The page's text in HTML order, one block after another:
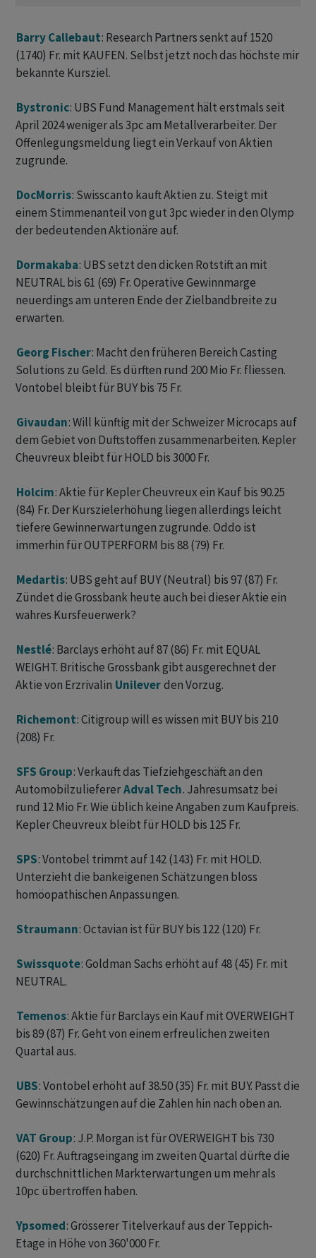
Barry Callebaut: Research Partners senkt auf 1520
(1740) Fr. mit KAUFEN. Selbst jetzt noch das höchste mir
bekannte Kursziel.
Bystronic: UBS Fund Management hält erstmals seit
April 2024 weniger als 3pc am Metallverarbeiter. Der
Offenlegungsmeldung liegt ein Verkauf von Aktien
zugrunde.
DocMorris: Swisscanto kauft Aktien zu. Steigt mit
einem Stimmenanteil von gut 3pc wieder in den Olymp
der bedeutenden Aktionäre auf.
Dormakaba: UBS setzt den dicken Rotstift an mit
NEUTRAL bis 61 (69) Fr. Operative Gewinnmarge
neuerdings am unteren Ende der Zielbandbreite zu
erwarten.
Georg Fischer: Macht den früheren Bereich Casting
Solutions zu Geld. Es dürften rund 200 Mio Fr. fliessen.
Vontobel bleibt für BUY bis 75 Fr.
Givaudan: Will künftig mit der Schweizer Microcaps auf
dem Gebiet von Duftstoffen zusammenarbeiten. Kepler
Cheuvreux bleibt für HOLD bis 3000 Fr.
Holcim: Aktie für Kepler Cheuvreux ein Kauf bis 90.25
(84) Fr. Der Kurszielerhöhung liegen allerdings leicht
tiefere Gewinnerwartungen zugrunde. Oddo ist
immerhin für OUTPERFORM bis 88 (79) Fr.
Medartis: UBS geht auf BUY (Neutral) bis 97 (87) Fr.
Zündet die Grossbank heute auch bei dieser Aktie ein
wahres Kursfeuerwerk?
Nestlé: Barclays erhöht auf 87 (86) Fr. mit EQUAL
WEIGHT. Britische Grossbank gibt ausgerechnet der
Aktie von Erzrivalin Unileverden Vorzug.
Richemont: Citigroup will es wissen mit BUY bis 210
(208) Fr.
SFS Group: Verkauft das Tiefziehgeschäft an den
AutomobilzuliefererAdval Tech. Jahresumsatz bei
rund 12 Mio Fr. Wie üblich keine Angaben zum Kaufpreis.
Kepler Cheuvreux bleibt für HOLD bis 125 Fr.
SPS: Vontobel trimmt auf 142 (143) Fr. mit HOLD.
Unterzieht die bankeigenen Schätzungen bloss
homöopathischen Anpassungen.
Straumann: Octavian ist für BUY bis 122 (120) Fr.
Swissquote: Goldman Sachs erhöht auf 48 (45) Fr. mit
NEUTRAL.
Temenos: Aktie für Barclays ein Kauf mit OVERWEIGHT
bis 89 (87) Fr. Geht von einem erfreulichen zweiten
Quartal aus.
UBS: Vontobel erhöht auf 38.50 (35) Fr. mit BUY. Passt die
Gewinnschätzungen auf die Zahlen hin nach oben an.
VAT Group: J.P. Morgan ist für OVERWEIGHT bis 730
(620) Fr. Auftragseingang im zweiten Quartal dürfte die
durchschnittlichen Markterwartungen um mehr als
10pc übertroffen haben.
Ypsomed: Grösserer Titelverkauf aus der Teppich-
Etage in Höhe von 360'000 Fr.